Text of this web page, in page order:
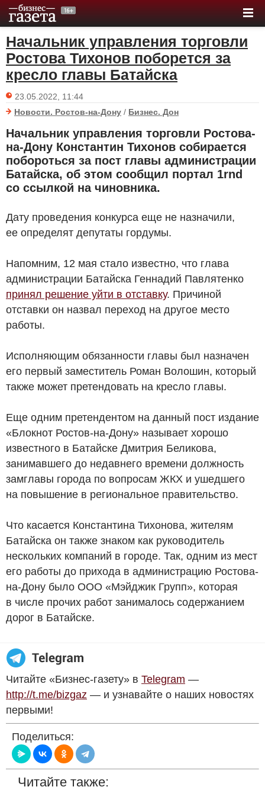
Начальник управления торговли
Ростова Тихонов поборется за
кресло главы Батайска
23.05.2022, 11:44
Новости. Ростов-на-Дону / Бизнес. Дон
Начальник управления торговли Ростова-
на-Дону Константин Тихонов собирается
побороться за пост главы администрации
Батайска, об этом сообщил портал 1rnd
со ссылкой на чиновника.
Дату проведения конкурса еще не назначили,
ее определят депутаты гордумы.
Напомним, 12 мая стало известно, что глава
администрации Батайска Геннадий Павлятенко
принял решение уйти в отставку. Причиной
отставки он назвал переход на другое место
работы.
Исполняющим обязанности главы был назначен
его первый заместитель Роман Волошин, который
также может претендовать на кресло главы.
Еще одним претендентом на данный пост издание
«Блокнот Ростов-на-Дону» называет хорошо
известного в Батайске Дмитрия Беликова,
занимавшего до недавнего времени должность
замглавы города по вопросам ЖКХ и ушедшего
на повышение в региональное правительство.
Что касается Константина Тихонова, жителям
Батайска он также знаком как руководитель
нескольких компаний в городе. Так, одним из мест
его работы до прихода в администрацию Ростова-
на-Дону было ООО «Мэйджик Групп», которая
в числе прочих работ занималось содержанием
дорог в Батайске.
Читайте «Бизнес-газету» в Telegram —
http://t.me/bizgaz — и узнавайте о наших новостях
первыми!
Поделиться:
Читайте также: